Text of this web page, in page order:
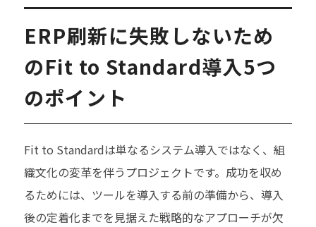
ERP刷新に失敗しないため
のFit to Standard導入5つ
のポイント
Fit to Standardは単なるシステム導入ではなく、組
織文化の変革を伴うプロジェクトです。成功を収め
るためには、ツールを導入する前の準備から、導入
後の定着化までを見据えた戦略的なアプローチが欠